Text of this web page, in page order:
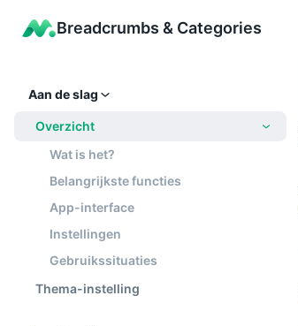
Breadcrumbs & Categories
Aan de slag
Overzicht
Wat is het?
Belangrijkste functies
App-interface
Instellingen
Gebruikssituaties
Thema-instelling